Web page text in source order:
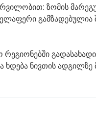
ზომის
ნივთის ადგილზე